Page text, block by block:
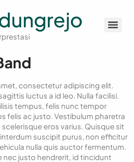
consectetur adipiscing elit.
luctus a id leo. Nulla facilisi.
tempus, felis nunc tempor
felis ac justo. Vestibulum pharetra
eros varius. Quisque sit
suscipit purus, non efficitur
nulla quis auctor fermentum.
justo hendrerit, id tincidunt